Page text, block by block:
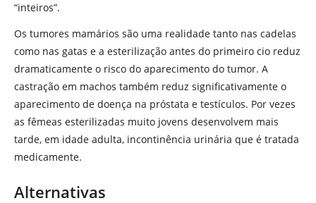
“inteiros”.
Os tumores mamários são uma realidade tanto nas cadelas
como nas gatas e a esterilização antes do primeiro cio reduz
dramaticamente o risco do aparecimento do tumor. A
castração em machos também reduz significativamente o
aparecimento de doença na próstata e testículos. Por vezes
as fêmeas esterilizadas muito jovens desenvolvem mais
tarde, em idade adulta, incontinência urinária que é tratada
medicamente.
Alternativas